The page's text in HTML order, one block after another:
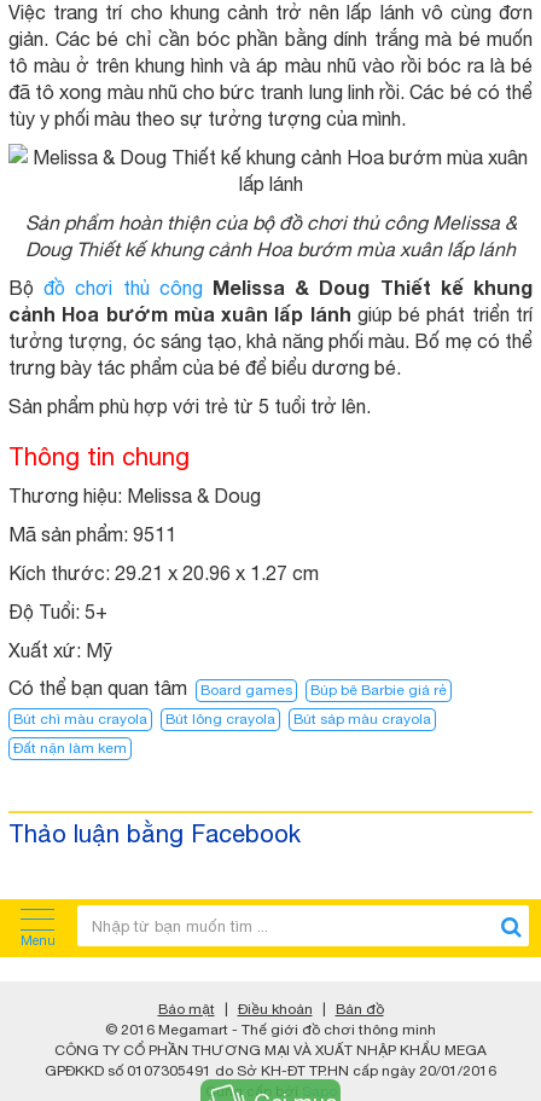
Việc trang trí cho khung cảnh trở nên lấp lánh vô cùng đơn
giản. Các bé chỉ cần bóc phần bằng dính trắng mà bé muốn
tô màu ở trên khung hình và áp màu nhũ vào rồi bóc ra là bé
đã tô xong màu nhũ cho bức tranh lung linh rồi. Các bé có thể
tùy y phối màu theo sự tưởng tượng của mình.
Sản phẩm hoàn thiện của bộ đồ chơi thủ công Melissa &
Doug Thiết kế khung cảnh Hoa bướm mùa xuân lấp lánh
Bộđồ chơi thủ công Melissa & Doug Thiết kế khung
cảnh Hoa bướm mùa xuân lấp lánh giúp bé phát triển trí
tưởng tượng, óc sáng tạo, khả năng phối màu. Bố mẹ có thể
trưng bày tác phẩm của bé để biểu dương bé.
Sản phẩm phù hợp với trẻ từ 5 tuổi trở lên.
Thông tin chung
Thương hiệu: Melissa & Doug
Mã sản phẩm: 9511
Kích thước: 29.21 x 20.96 x 1.27 cm
Độ Tuổi: 5+
Xuất xứ: Mỹ
Có thể bạn quan tâm
Board games
Búp bê Barbie giá rẻ
Bút chì màu crayola
Bút lông crayola
Bút sáp màu crayola
Đất nặn làm kem
Thảo luận bằng Facebook
Menu
Bảo mật Điều khoản
Bản đồ
© 2016 Megamart - Thế giới đồ chơi thông minh
CÔNG TY CỔ PHẦN THƯƠNG MẠI VÀ XUẤT NHẬP KHẨU MEGA
GPĐKKD số 0107305491 do Sở KH-ĐT TP.HN cấp ngày 20/01/2016
Cung cấp bởi